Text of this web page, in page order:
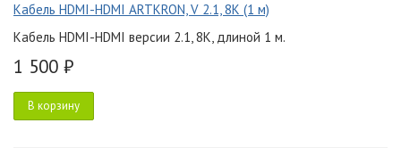
Кабель HDMI-HDMI ARTKRON, V 2.1, 8K (1 м)
Кабель HDMI-HDMI версии 2.1, 8K, длиной 1 м.
1 500 ₽
В корзину